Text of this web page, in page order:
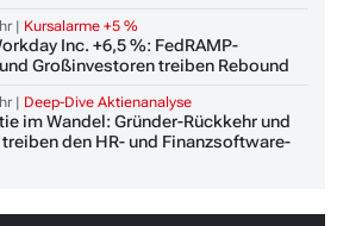
| Kursalarme +5 %
Inc. +6,5 %: FedRAMP-
Großinvestoren treiben Rebound
| Deep-Dive Aktienanalyse
im Wandel: Gründer-Rückkehr und
den HR- und Finanzsoftware-